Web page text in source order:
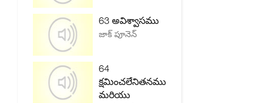
63 అవిశ్వాసము
జాక్ పూనెన్
64
క్షమించలేనితనము
మరియు